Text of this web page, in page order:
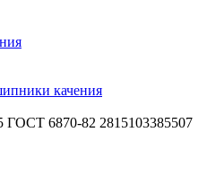
качения
ГОСТ 6870-82 2815103385507